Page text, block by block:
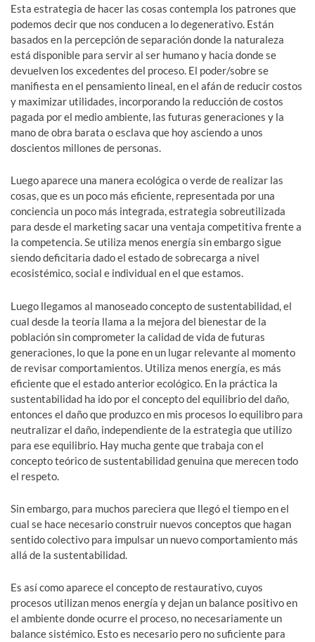
Esta estrategia de hacer las cosas contempla los patrones que
podemos decir que nos conducen a lo degenerativo. Están
basados en la percepción de separación donde la naturaleza
está disponible para servir al ser humano y hacia donde se
devuelven los excedentes del proceso. El poder/sobre se
manifiesta en el pensamiento lineal, en el afán de reducir costos
y maximizar utilidades, incorporando la reducción de costos
pagada por el medio ambiente, las futuras generaciones y la
mano de obra barata o esclava que hoy asciendo a unos
doscientos millones de personas.
Luego aparece una manera ecológica o verde de realizar las
cosas, que es un poco más eficiente, representada por una
conciencia un poco más integrada, estrategia sobreutilizada
para desde el marketing sacar una ventaja competitiva frente a
la competencia. Se utiliza menos energía sin embargo sigue
siendo deficitaria dado el estado de sobrecarga a nivel
ecosistémico, social e individual en el que estamos.
Luego llegamos al manoseado concepto de sustentabilidad, el
cual desde la teoría llama a la mejora del bienestar de la
población sin comprometer la calidad de vida de futuras
generaciones, lo que la pone en un lugar relevante al momento
de revisar comportamientos. Utiliza menos energía, es más
eficiente que el estado anterior ecológico. En la práctica la
sustentabilidad ha ido por el concepto del equilibrio del daño,
entonces el daño que produzco en mis procesos lo equilibro para
neutralizar el daño, independiente de la estrategia que utilizo
para ese equilibrio. Hay mucha gente que trabaja con el
concepto teórico de sustentabilidad genuina que merecen todo
el respeto.
Sin embargo, para muchos pareciera que llegó el tiempo en el
cual se hace necesario construir nuevos conceptos que hagan
sentido colectivo para impulsar un nuevo comportamiento más
allá de la sustentabilidad.
Es así como aparece el concepto de restaurativo, cuyos
procesos utilizan menos energía y dejan un balance positivo en
el ambiente donde ocurre el proceso, no necesariamente un
balance sistémico. Esto es necesario pero no suficiente para